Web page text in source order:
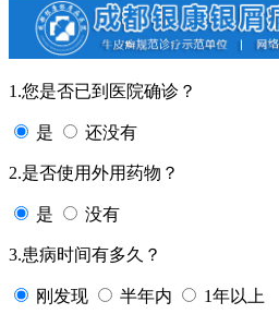
1.您是否已到医院确诊？
是 还没有
2.是否使用外用药物？
是 没有
3.患病时间有多久？
刚发现 半年内 1年以上